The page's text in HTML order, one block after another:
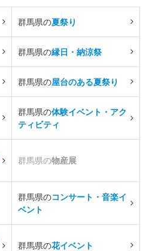
群馬県の夏祭り
群馬県の縁日・納涼祭
群馬県の屋台のある夏祭り
群馬県の体験イベント・アク
ティビティ
群馬県の物産展
群馬県のコンサート・音楽イ
ベント
群馬県の花イベント